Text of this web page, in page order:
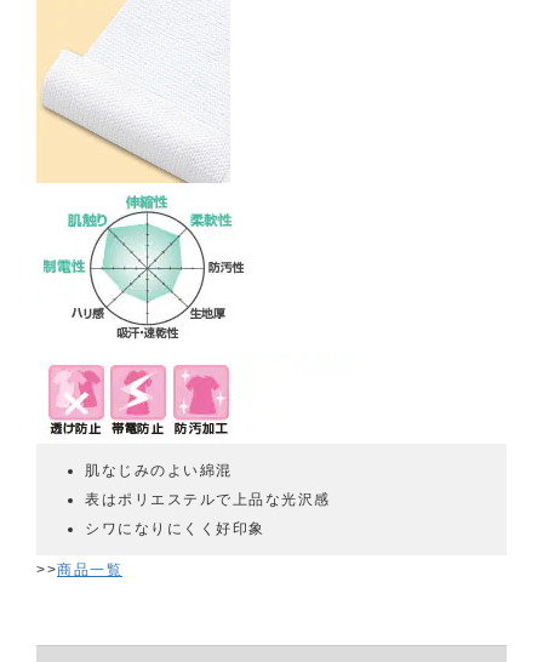
肌なじみのよい綿混
表はポリエステルで上品な光沢感
シワになりにくく好印象
>>商品一覧